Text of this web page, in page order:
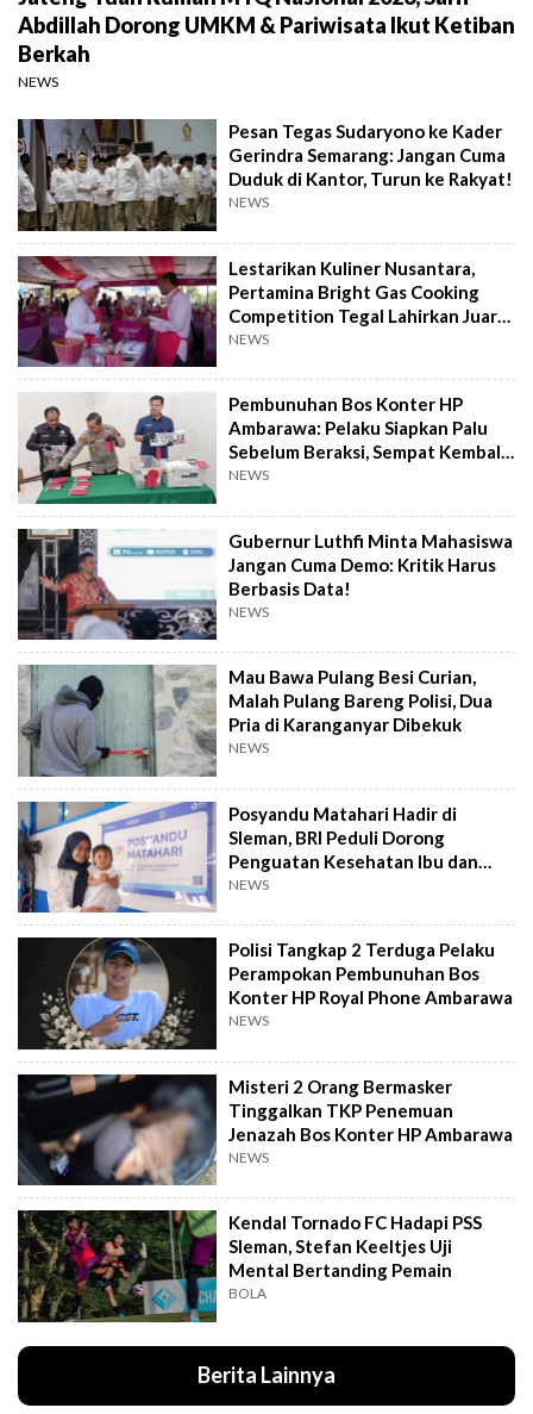
Abdillah Dorong UMKM & Pariwisata Ikut Ketiban
Berkah
NEWS
Pesan Tegas Sudaryono ke Kader
Gerindra Semarang: Jangan Cuma
Duduk di Kantor, Turun ke Rakyat!
NEWS
Lestarikan Kuliner Nusantara,
Pertamina Bright Gas Cooking
Competition Tegal Lahirkan Juara
Baru
NEWS
Pembunuhan Bos Konter HP
Ambarawa: Pelaku Siapkan Palu
Sebelum Beraksi, Sempat Kembali
Datangi TKP
NEWS
Gubernur Luthfi Minta Mahasiswa
Jangan Cuma Demo: Kritik Harus
Berbasis Data!
NEWS
Mau Bawa Pulang Besi Curian,
Malah Pulang Bareng Polisi, Dua
Pria di Karanganyar Dibekuk
NEWS
Posyandu Matahari Hadir di
Sleman, BRI Peduli Dorong
Penguatan Kesehatan Ibu dan
Anak
NEWS
Polisi Tangkap 2 Terduga Pelaku
Perampokan Pembunuhan Bos
Konter HP Royal Phone Ambarawa
NEWS
Misteri 2 Orang Bermasker
Tinggalkan TKP Penemuan
Jenazah Bos Konter HP Ambarawa
NEWS
Kendal Tornado FC Hadapi PSS
Sleman, Stefan Keeltjes Uji
Mental Bertanding Pemain
BOLA
Berita Lainnya